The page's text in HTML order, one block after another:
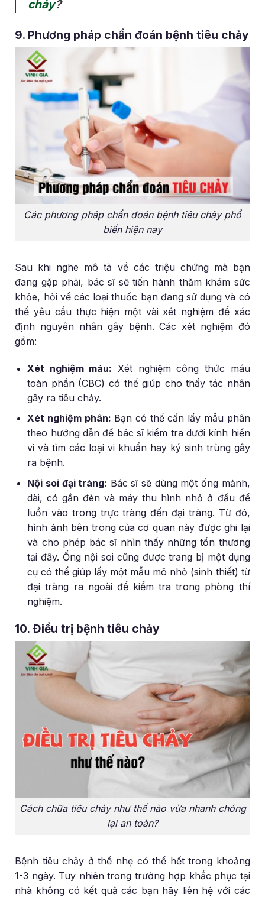
chảy?
9. Phương pháp chẩn đoán bệnh tiêu chảy
Các phương pháp chẩn đoán bệnh tiêu chảy phổ
biến hiện nay
Sau khi nghe mô tả về các triệu chứng mà bạn
đang gặp phải, bác sĩ sẽ tiến hành thăm khám sức
khỏe, hỏi về các loại thuốc bạn đang sử dụng và có
thể yêu cầu thực hiện một vài xét nghiệm để xác
định nguyên nhân gây bệnh. Các xét nghiệm đó
gồm:
Xét nghiệm máu: Xét nghiệm công thức máu
toàn phần (CBC) có thể giúp cho thấy tác nhân
gây ra tiêu chảy.
Xét nghiệm phân: Bạn có thể cần lấy mẫu phân
theo hướng dẫn để bác sĩ kiểm tra dưới kính hiển
vi và tìm các loại vi khuẩn hay ký sinh trùng gây
ra bệnh.
Nội soi đại tràng: Bác sĩ sẽ dùng một ống mảnh,
dài, có gắn đèn và máy thu hình nhỏ ở đầu để
luồn vào trong trực tràng đến đại tràng. Từ đó,
hình ảnh bên trong của cơ quan này được ghi lại
và cho phép bác sĩ nhìn thấy những tổn thương
tại đây. Ống nội soi cũng được trang bị một dụng
cụ có thể giúp lấy một mẫu mô nhỏ (sinh thiết) từ
đại tràng ra ngoài để kiểm tra trong phòng thí
nghiệm.
10. Điều trị bệnh tiêu chảy
Cách chữa tiêu chảy như thế nào vừa nhanh chóng
lại an toàn?
Bệnh tiêu chảy ở thể nhẹ có thể hết trong khoảng
1-3 ngày. Tuy nhiên trong trường hợp khắc phục tại
nhà không có kết quả các bạn hãy liên hệ với các